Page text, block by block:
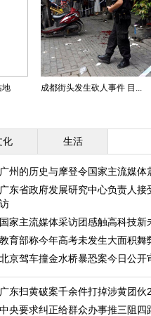
地 成都街头发生砍人事件 目...
化 生活
广州的历史与摩登令国家主流媒体
广东省政府发展研究中心负责人接
访
国家主流媒体采访团感触高科技新
教育部称今年高考未发生大面积舞
北京驾车撞金水桥暴恐案今日公开
广东扫黄破案千余件打掉涉黄团伙
中央要求纠正给群众办事推三阻四